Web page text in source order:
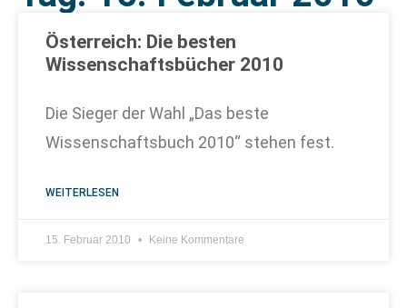
Österreich: Die besten
Wissenschaftsbücher 2010
Die Sieger der Wahl „Das beste
Wissenschaftsbuch 2010“ stehen fest.
WEITERLESEN
15. Februar 2010 Keine Kommentare